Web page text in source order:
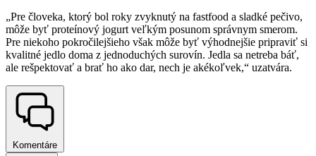
„Pre človeka, ktorý bol roky zvyknutý na fastfood a sladké pečivo,
môže byť proteínový jogurt veľkým posunom správnym smerom.
Pre niekoho pokročilejšieho však môže byť výhodnejšie pripraviť si
kvalitné jedlo doma z jednoduchých surovín. Jedla sa netreba báť,
ale rešpektovať a brať ho ako dar, nech je akékoľvek,“ uzatvára.
Komentáre